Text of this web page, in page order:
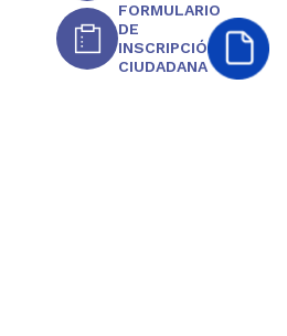
FORMULARIO
DE
INSCRIPCIÓN
CIUDADANA